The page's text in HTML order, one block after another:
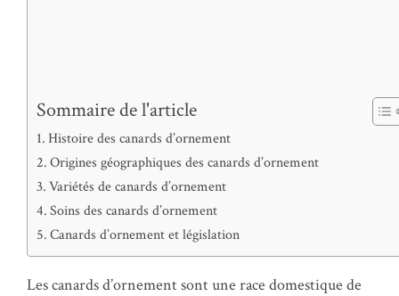
Sommaire de l'article
Histoire des canards d’ornement
Origines géographiques des canards d’ornement
Variétés de canards d’ornement
Soins des canards d’ornement
Canards d’ornement et législation
Les canards d’ornement sont une race domestique de